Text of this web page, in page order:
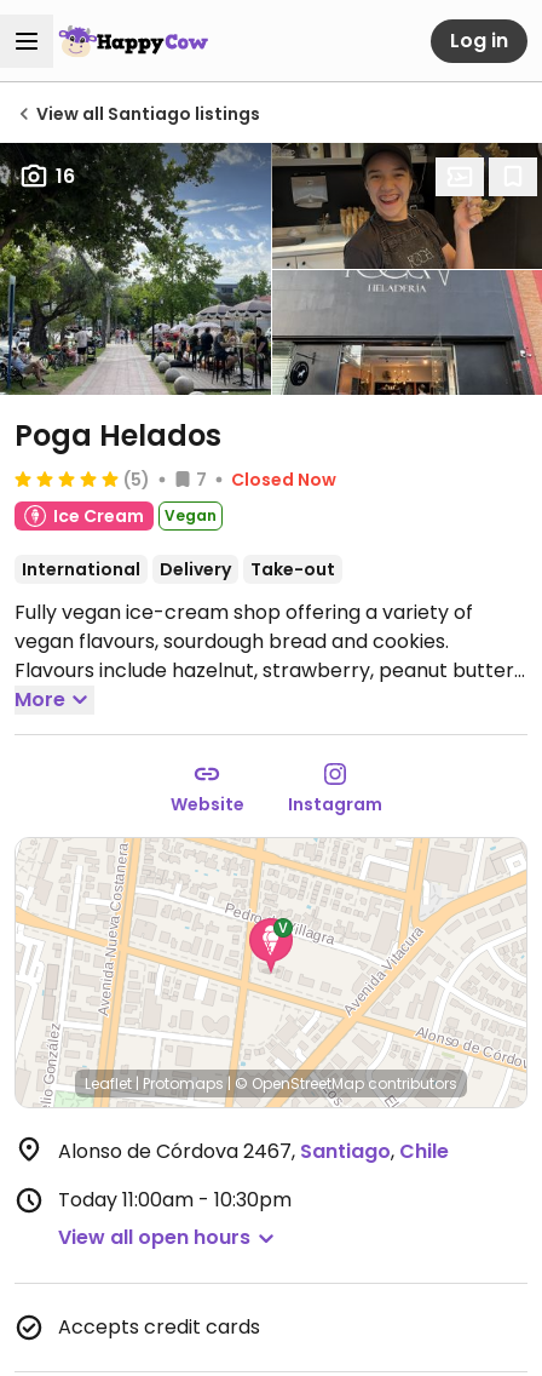
Log in
View all Santiago listings
16
Poga Helados
(5) 7
Closed Now
Ice Cream
Vegan
International Delivery Take-out
Fully vegan ice-cream shop offering a variety of
vegan flavours, sourdough bread and cookies.
Flavours include hazelnut, strawberry, peanut butter,
lucuma and more. Companion animal friendly.
Tue-Wed 11:00am-8:00pm, Thu-Sat 11:00am-10:30pm,
More
Website Instagram
Leaflet | Protomaps| © OpenStreetMap contributors
Alonso de Córdova 2467, Santiago, Chile
Today11:00am - 10:30pm
View all open hours
Accepts credit cards